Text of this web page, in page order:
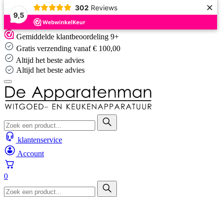
9,5
302 Reviews ×
Skip
to
content
Gemiddelde klantbeoordeling 9+
Gratis verzending vanaf € 100,00
Altijd het beste advies
Altijd het beste advies
klantenservice
Account
0